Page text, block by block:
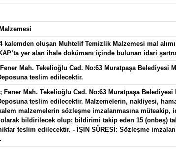
kalemden oluşan Muhtelif Temizlik Malzemesi mal
yer alan ihale dokümanı içinde bulunan idari
Mah. Tekelioğlu Cad. No:63 Muratpaşa Belediyesi
teslim edilecektir.
Fener Mah. Tekelioğlu Cad. No:63 Muratpaşa
teslim edilecektir. Malzemelerin, nakliyesi,
malzemelerin sözleşme imzalanmasına
olarak bildirilecek olup; bildirimi takip eden 15 (onbeş)
teslim edilecektir. - İŞİN SÜRESİ: Sözleşme